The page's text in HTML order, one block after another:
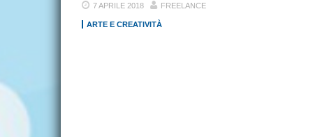
7 APRILE 2018 FREELANCE
ARTE E CREATIVITÀ